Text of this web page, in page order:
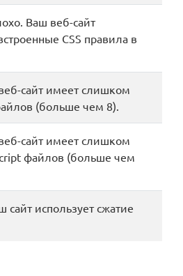
Ваш веб-сайт
CSS правила в
сайт имеет слишком
(больше чем 8).
сайт имеет слишком
файлов (больше чем
сайт использует сжатие